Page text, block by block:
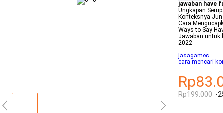
jawaban have
Ungkapan
Konteksnya
Cara
Ways to Say
Jawaban untuk
2022
jasagames
cara mencari
Rp199.000 -